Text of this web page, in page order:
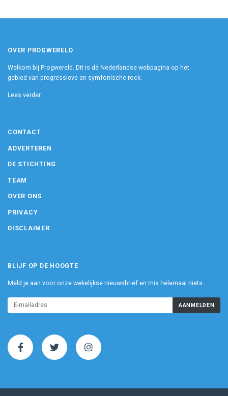
OVER PROGWERELD
Welkom bij Progwereld. Dit is dé Nederlandse webpagina op het
gebied van progressieve en symfonische rock.
Lees verder
CONTACT
ADVERTEREN
DE STICHTING
TEAM
OVER ONS
PRIVACY
DISCLAIMER
BLIJF OP DE HOOGTE
Meld je aan voor onze wekelijkse nieuwsbrief en mis helemaal niets.
AANMELDEN